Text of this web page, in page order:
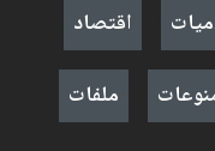
اقتصاد
ملفات